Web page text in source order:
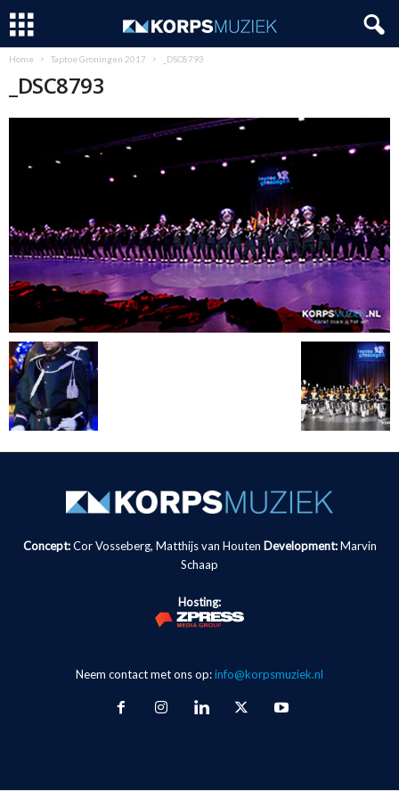
Home Taptoe Groningen 2017 _DSC8793
_DSC8793
Concept:Cor Vosseberg, Matthijs van Houten Development: Marvin
Schaap
Hosting:
Neem contact met ons op:info@korpsmuziek.nl